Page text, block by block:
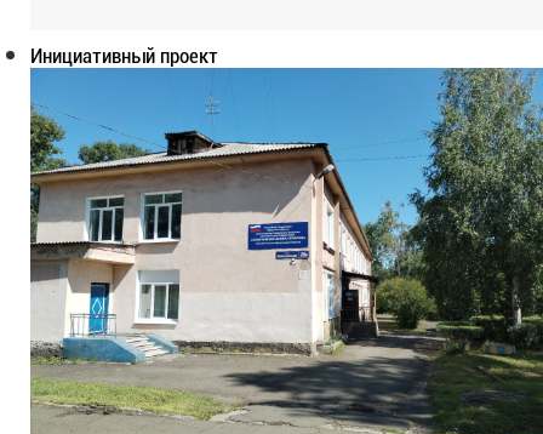
Инициативный проект